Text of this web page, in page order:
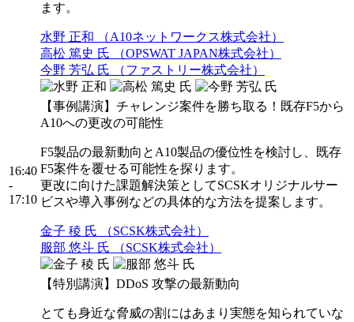
ます。
水野 正和 （A10ネットワークス株式会社）
高松 篤史 氏 （OPSWAT JAPAN株式会社）
今野 芳弘 氏 （ファストリー株式会社）
16:40
-
17:10
【事例講演】チャレンジ案件を勝ち取る！既存F5から
A10への更改の可能性
F5製品の最新動向とA10製品の優位性を検討し、既存
F5案件を覆せる可能性を探ります。
更改に向けた課題解決策としてSCSKオリジナルサー
ビスや導入事例などの具体的な方法を提案します。
金子 稜 氏 （SCSK株式会社）
服部 悠斗 氏 （SCSK株式会社）
【特別講演】DDoS 攻撃の最新動向
とても身近な脅威の割にはあまり実態を知られていな